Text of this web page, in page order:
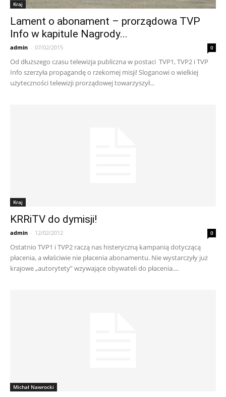
Kraj
Lament o abonament – prorządowa TVP
Info w kapitule Nagrody...
admin - 07/02/2015 0
Od dłuższego czasu telewizja publiczna w postaci TVP1, TVP2 i TVP
Info szerzyła propagandę o rzekomej misji! Sloganowi o wielkiej
użyteczności telewizji prorządowej towarzyszył...
Kraj
KRRiTV do dymisji!
admin - 12/02/2012 0
Ostatnio TVP1 i TVP2 raczą nas histeryczną kampanią dotyczącą
płacenia, a właściwie nie płacenia abonamentu. Nie wystarczyły już
krajowe „autorytety” wzywające obywateli do płacenia....
Michał Nawrocki